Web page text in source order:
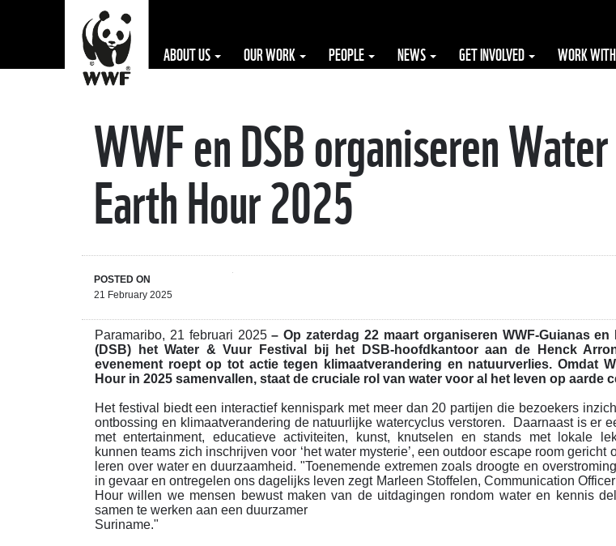
The WWF is run
at a local level
by the following
offices...
ABOUT US OUR WORK PEOPLE NEWS GET INVOLVED WORK
WWF en DSB organiseren
Earth Hour 2025
POSTED ON
21 February 2025
Paramaribo, 21 februari 2025– Op zaterdag 22 maart organiseren WWF-Guianas
(DSB) het Water & Vuur Festival bij het DSB-hoofdkantoor aan de Henck
evenement roept op tot actie tegen klimaatverandering en natuurverlies. Omdat
Hour in 2025 samenvallen, staat de cruciale rol van water voor al het leven op aarde
Het festival biedt een interactief kennispark met meer dan 20 partijen die bezoekers
ontbossing en klimaatverandering de natuurlijke watercyclus verstoren. Daarnaast is er
met entertainment, educatieve activiteiten, kunst, knutselen en stands met lokale
kunnen teams zich inschrijven voor ‘het water mysterie’, een outdoor escape room gericht
leren over water en duurzaamheid. "Toenemende extremen zoals droogte en
in gevaar en ontregelen ons dagelijks leven zegt Marleen Stoffelen, Communication
Hour willen we mensen bewust maken van de uitdagingen rondom water en kennis
samen te werken aan een duurzamer
Suriname."